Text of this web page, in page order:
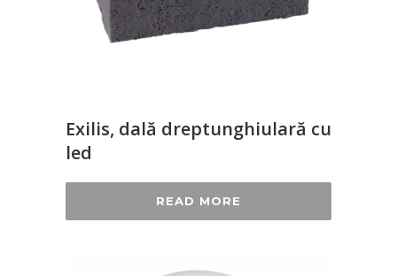
Exilis, dală dreptunghiulară cu
led
READ MORE